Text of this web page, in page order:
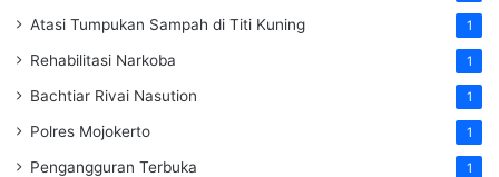
Atasi Tumpukan Sampah di Titi Kuning 1
Rehabilitasi Narkoba 1
Bachtiar Rivai Nasution 1
Polres Mojokerto 1
Pengangguran Terbuka 1